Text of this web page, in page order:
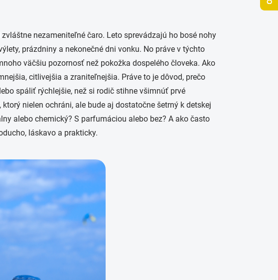
nezameniteľné čaro. Leto sprevádzajú ho bosé nohy
prázdniny a nekonečné dni vonku. No práve v týchto
väčšiu pozornosť než pokožka dospelého človeka. Ako
citlivejšia a zraniteľnejšia. Práve to je dôvod, prečo
spáliť rýchlejšie, než si rodič stihne všimnúť prvé
nielen ochráni, ale bude aj dostatočne šetrný k detskej
alebo chemický? S parfumáciou alebo bez? A ako často
láskavo a prakticky.